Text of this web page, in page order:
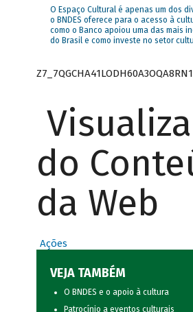
O Espaço Cultural é apenas um dos
o BNDES oferece para o acesso à
como o Banco apoiou uma das mais
do Brasil e como investe no setor
do
da Web
Ações
VEJA TAMBÉM
O BNDES e o apoio à cultura
Patrocínio a eventos culturais